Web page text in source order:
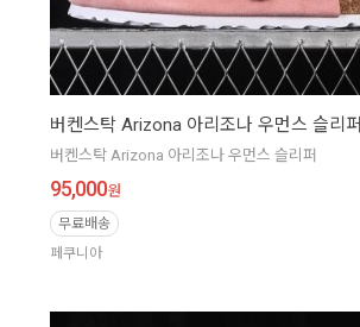
버켄스탁 Arizona 아리조나 우먼스 슬리퍼
버켄스탁 Arizona 아리조나 우먼스 슬리퍼
95,000원
무료배송
페쿠니아